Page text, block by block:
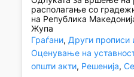
располагање со
на Република
Жупа
Граѓани, Други прописи
Оценување на
општи акти, Решенија,